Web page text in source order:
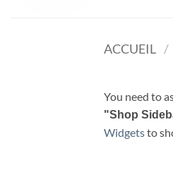
ACCUEIL /
You need to
"Shop
Widgetsto